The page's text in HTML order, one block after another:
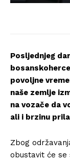
Posljednjeg
povoljne
naše zemlje
na vozače da
ali i brzinu
Zbog
obustavit će se